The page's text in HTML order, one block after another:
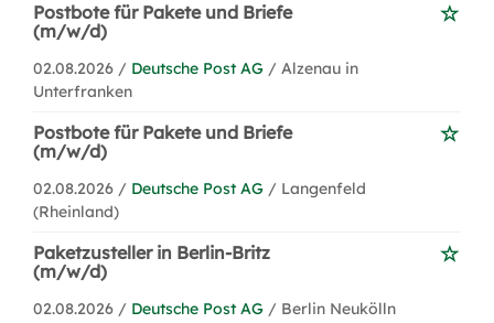
Postbote für Pakete und Briefe
(m/w/d)
02.08.2026 / Deutsche Post AG / Alzenau in
Unterfranken
Postbote für Pakete und Briefe
(m/w/d)
02.08.2026 / Deutsche Post AG / Langenfeld
(Rheinland)
Paketzusteller in Berlin-Britz
(m/w/d)
02.08.2026 / Deutsche Post AG / Berlin Neukölln